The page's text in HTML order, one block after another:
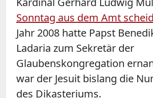
Sonntag aus dem Amt
Jahr 2008 hatte Papst
Ladaria zum Sekretär der
Glaubenskongregation
war der Jesuit bislang die
des Dikasteriums.